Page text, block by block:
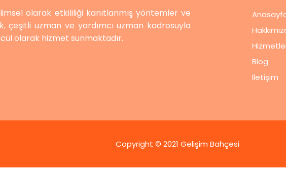
olarak etkililiği kanıtlanmış yöntemler ve
çeşitli uzman ve yardımcı uzman kadrosuyla
olarak hizmet sunmaktadır.
Blog
İletişim
Copyright © 2021 Gelişim Bahçesi